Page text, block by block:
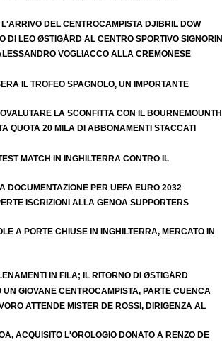
DEL CENTROCAMPISTA DJIBRIL DOW
DI LEO ØSTIGÅRD AL CENTRO SPORTIVO SIGNORINI
VOGLIACCO ALLA CREMONESE
IL TROFEO SPAGNOLO, UN IMPORTANTE
LA SCONFITTA CON IL BOURNEMOUNTH
QUOTA 20 MILA DI ABBONAMENTI STACCATI
MATCH IN INGHILTERRA CONTRO IL
DOCUMENTAZIONE PER UEFA EURO 2032
ISCRIZIONI ALLA GENOA SUPPORTERS
A PORTE CHIUSE IN INGHILTERRA, MERCATO IN
IN FILA; IL RITORNO DI ØSTIGÅRD
UN GIOVANE CENTROCAMPISTA, PARTE CUENCA
ATTENDE MISTER DE ROSSI, DIRIGENZA AL
ACQUISITO L'OROLOGIO DONATO A RENZO DE